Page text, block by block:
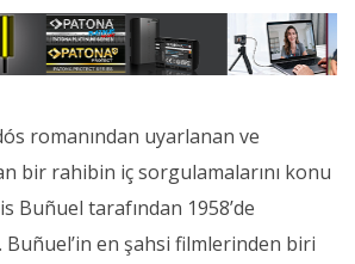
romanından uyarlanan ve
bir rahibin iç sorgulamalarını konu
Buñuel tarafından 1958’de
Buñuel’in en şahsi filmlerinden biri